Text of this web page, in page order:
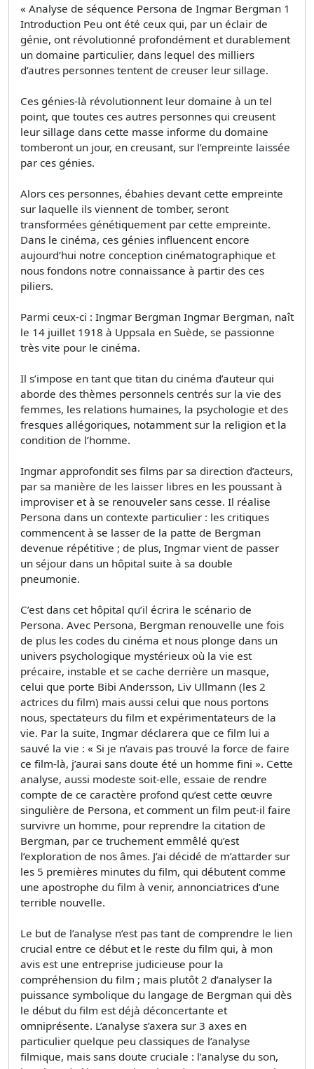
« Analyse de séquence Persona de Ingmar Bergman 1
Introduction Peu ont été ceux qui, par un éclair de
génie, ont révolutionné profondément et durablement
un domaine particulier, dans lequel des milliers
d’autres personnes tentent de creuser leur sillage.
Ces génies-là révolutionnent leur domaine à un tel
point, que toutes ces autres personnes qui creusent
leur sillage dans cette masse informe du domaine
tomberont un jour, en creusant, sur l’empreinte laissée
par ces génies.
Alors ces personnes, ébahies devant cette empreinte
sur laquelle ils viennent de tomber, seront
transformées génétiquement par cette empreinte.
Dans le cinéma, ces génies influencent encore
aujourd’hui notre conception cinématographique et
nous fondons notre connaissance à partir des ces
piliers.
Parmi ceux-ci : Ingmar Bergman Ingmar Bergman, naît
le 14 juillet 1918 à Uppsala en Suède, se passionne
très vite pour le cinéma.
Il s’impose en tant que titan du cinéma d’auteur qui
aborde des thèmes personnels centrés sur la vie des
femmes, les relations humaines, la psychologie et des
fresques allégoriques, notamment sur la religion et la
condition de l’homme.
Ingmar approfondit ses films par sa direction d’acteurs,
par sa manière de les laisser libres en les poussant à
improviser et à se renouveler sans cesse. Il réalise
Persona dans un contexte particulier : les critiques
commencent à se lasser de la patte de Bergman
devenue répétitive ; de plus, Ingmar vient de passer
un séjour dans un hôpital suite à sa double
pneumonie.
C’est dans cet hôpital qu’il écrira le scénario de
Persona. Avec Persona, Bergman renouvelle une fois
de plus les codes du cinéma et nous plonge dans un
univers psychologique mystérieux où la vie est
précaire, instable et se cache derrière un masque,
celui que porte Bibi Andersson, Liv Ullmann (les 2
actrices du film) mais aussi celui que nous portons
nous, spectateurs du film et expérimentateurs de la
vie. Par la suite, Ingmar déclarera que ce film lui a
sauvé la vie : « Si je n’avais pas trouvé la force de faire
ce film-là, j’aurai sans doute été un homme fini ». Cette
analyse, aussi modeste soit-elle, essaie de rendre
compte de ce caractère profond qu’est cette œuvre
singulière de Persona, et comment un film peut-il faire
survivre un homme, pour reprendre la citation de
Bergman, par ce truchement emmêlé qu’est
l’exploration de nos âmes. J’ai décidé de m’attarder sur
les 5 premières minutes du film, qui débutent comme
une apostrophe du film à venir, annonciatrices d’une
terrible nouvelle.
Le but de l’analyse n’est pas tant de comprendre le lien
crucial entre ce début et le reste du film qui, à mon
avis est une entreprise judicieuse pour la
compréhension du film ; mais plutôt 2 d’analyser la
puissance symbolique du langage de Bergman qui dès
le début du film est déjà déconcertante et
omniprésente. L’analyse s’axera sur 3 axes en
particulier quelque peu classiques de l’analyse
filmique, mais sans doute cruciale : l’analyse du son,